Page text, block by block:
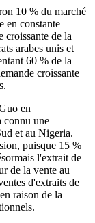
10 % du marché
en constante
croissante de la
arabes unis et
60 % de la
croissante
en
connu une
et au Nigeria.
puisque 15 %
l'extrait de
de la vente au
d'extraits de
raison de la